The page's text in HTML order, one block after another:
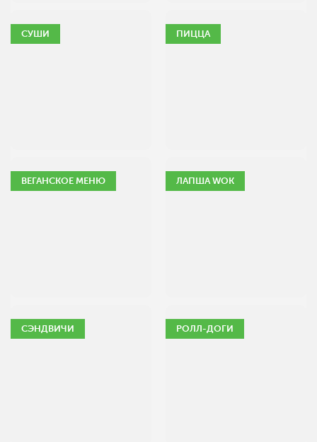
СУШИ ПИЦЦА
ВЕГАНСКОЕ МЕНЮ ЛАПША WOK
СЭНДВИЧИ РОЛЛ-ДОГИ